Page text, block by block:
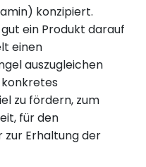
konzipiert.
ein Produkt darauf
einen
auszugleichen
zu fördern, zum
für den
zur Erhaltung der